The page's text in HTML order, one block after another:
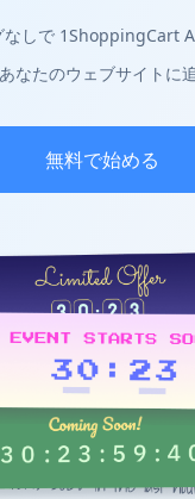
なしで 1ShoppingCart
たのウェブサイトに追
無料で始める